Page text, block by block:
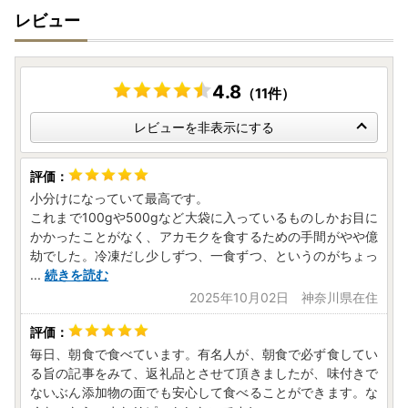
レビュー
4.8 （11件）
レビューを非表示にする
小分けになっていて最高です。
これまで100gや500gなど大袋に入っているものしかお目に
かかったことがなく、アカモクを食するための手間がやや億
劫でした。冷凍だし少しずつ、一食ずつ、というのがちょっ
... 続きを読む
2025年10月02日 神奈川県在住
毎日、朝食で食べています。有名人が、朝食で必ず食してい
る旨の記事をみて、返礼品とさせて頂きましたが、味付きで
ないぶん添加物の面でも安心して食べることができます。な